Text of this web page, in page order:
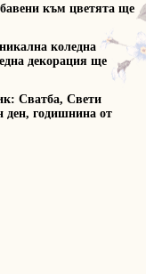
към цветята ще
коледна
декорация ще
Сватба, Свети
ден, годишнина от